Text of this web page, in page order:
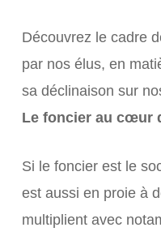
Découvrez le cadre
par nos élus, en
sa déclinaison sur
Le foncier au cœur
Si le foncier est le
est aussi en proie à
multiplient avec